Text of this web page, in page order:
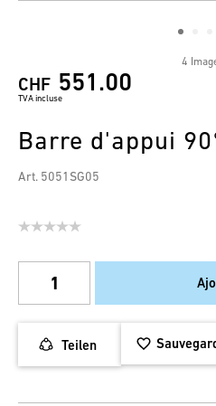
4
CHF 551.00
TVA incluse
Barre d'appui
Art. 5051SG05
Teilen